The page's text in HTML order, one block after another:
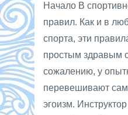
Начало В
правил. Как и в
спорта, эти
простым здравым
сожалению, у
перевешивают
эгоизм.